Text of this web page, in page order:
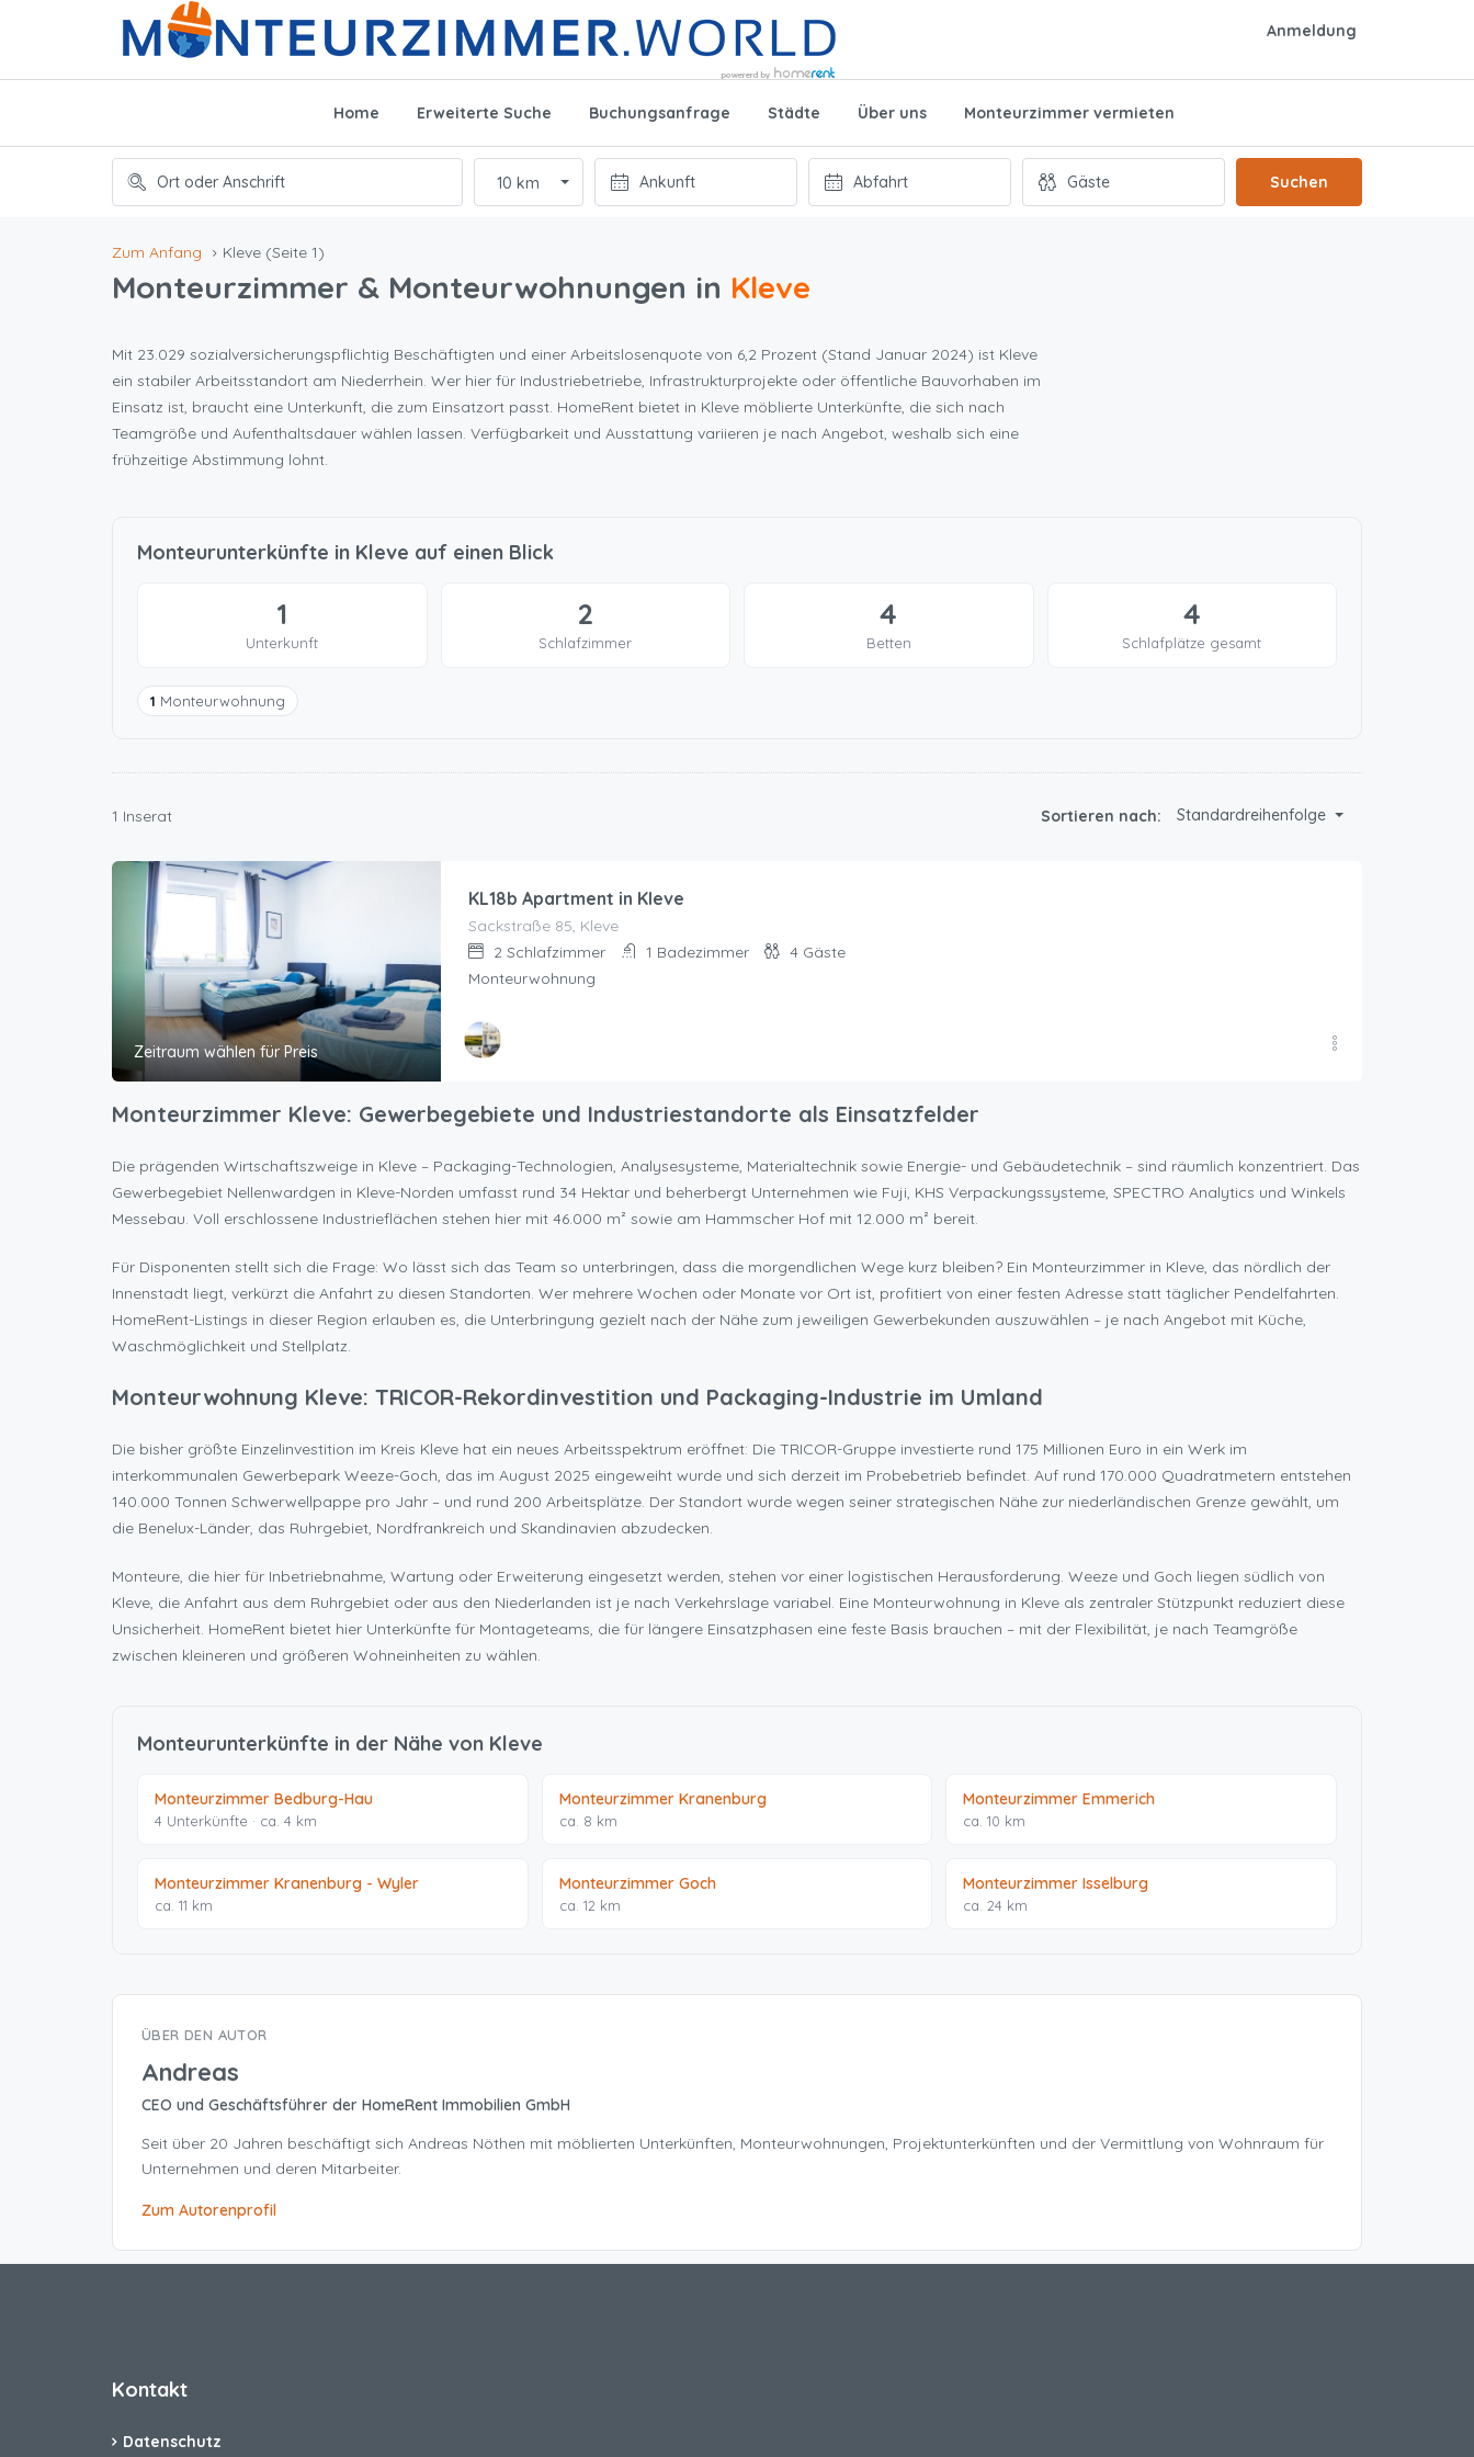
Anmeldung
Home Erweiterte Suche Buchungsanfrage Städte Über uns Monteurzimmer vermieten
10 km Suchen
Zum Anfang Kleve (Seite 1)
Monteurzimmer & Monteurwohnungen in Kleve
Mit 23.029 sozialversicherungspflichtig Beschäftigten und einer Arbeitslosenquote von 6,2 Prozent (Stand Januar 2024) ist Kleve
ein stabiler Arbeitsstandort am Niederrhein. Wer hier für Industriebetriebe, Infrastrukturprojekte oder öffentliche Bauvorhaben im
Einsatz ist, braucht eine Unterkunft, die zum Einsatzort passt. HomeRent bietet in Kleve möblierte Unterkünfte, die sich nach
Teamgröße und Aufenthaltsdauer wählen lassen. Verfügbarkeit und Ausstattung variieren je nach Angebot, weshalb sich eine
frühzeitige Abstimmung lohnt.
Monteurunterkünfte in Kleve auf einen Blick
1
Unterkunft
2
Schlafzimmer
4
Betten
4
Schlafplätze gesamt
1 Monteurwohnung
1 Inserat Sortieren nach: Standardreihenfolge
Zeitraum wählen für Preis
KL18b Apartment in Kleve
Sackstraße 85, Kleve
2 Schlafzimmer 1 Badezimmer 4 Gäste
Monteurwohnung
Monteurzimmer Kleve: Gewerbegebiete und Industriestandorte als Einsatzfelder
Die prägenden Wirtschaftszweige in Kleve – Packaging-Technologien, Analysesysteme, Materialtechnik sowie Energie- und Gebäudetechnik – sind räumlich konzentriert. Das
Gewerbegebiet Nellenwardgen in Kleve-Norden umfasst rund 34 Hektar und beherbergt Unternehmen wie Fuji, KHS Verpackungssysteme, SPECTRO Analytics und Winkels
Messebau. Voll erschlossene Industrieflächen stehen hier mit 46.000 m² sowie am Hammscher Hof mit 12.000 m² bereit.
Für Disponenten stellt sich die Frage: Wo lässt sich das Team so unterbringen, dass die morgendlichen Wege kurz bleiben? Ein Monteurzimmer in Kleve, das nördlich der
Innenstadt liegt, verkürzt die Anfahrt zu diesen Standorten. Wer mehrere Wochen oder Monate vor Ort ist, profitiert von einer festen Adresse statt täglicher Pendelfahrten.
HomeRent-Listings in dieser Region erlauben es, die Unterbringung gezielt nach der Nähe zum jeweiligen Gewerbekunden auszuwählen – je nach Angebot mit Küche,
Waschmöglichkeit und Stellplatz.
Monteurwohnung Kleve: TRICOR-Rekordinvestition und Packaging-Industrie im Umland
Die bisher größte Einzelinvestition im Kreis Kleve hat ein neues Arbeitsspektrum eröffnet: Die TRICOR-Gruppe investierte rund 175 Millionen Euro in ein Werk im
interkommunalen Gewerbepark Weeze-Goch, das im August 2025 eingeweiht wurde und sich derzeit im Probebetrieb befindet. Auf rund 170.000 Quadratmetern entstehen
140.000 Tonnen Schwerwellpappe pro Jahr – und rund 200 Arbeitsplätze. Der Standort wurde wegen seiner strategischen Nähe zur niederländischen Grenze gewählt, um
die Benelux-Länder, das Ruhrgebiet, Nordfrankreich und Skandinavien abzudecken.
Monteure, die hier für Inbetriebnahme, Wartung oder Erweiterung eingesetzt werden, stehen vor einer logistischen Herausforderung. Weeze und Goch liegen südlich von
Kleve, die Anfahrt aus dem Ruhrgebiet oder aus den Niederlanden ist je nach Verkehrslage variabel. Eine Monteurwohnung in Kleve als zentraler Stützpunkt reduziert diese
Unsicherheit. HomeRent bietet hier Unterkünfte für Montageteams, die für längere Einsatzphasen eine feste Basis brauchen – mit der Flexibilität, je nach Teamgröße
zwischen kleineren und größeren Wohneinheiten zu wählen.
Monteurunterkünfte in der Nähe von Kleve
Monteurzimmer Bedburg-Hau
4 Unterkünfte · ca. 4 km
Monteurzimmer Kranenburg
ca. 8 km
Monteurzimmer Emmerich
ca. 10 km
Monteurzimmer Kranenburg - Wyler
ca. 11 km
Monteurzimmer Goch
ca. 12 km
Monteurzimmer Isselburg
ca. 24 km
ÜBER DEN AUTOR
Andreas
CEO und Geschäftsführer der HomeRent Immobilien GmbH
Seit über 20 Jahren beschäftigt sich Andreas Nöthen mit möblierten Unterkünften, Monteurwohnungen, Projektunterkünften und der Vermittlung von Wohnraum für
Unternehmen und deren Mitarbeiter.
Zum Autorenprofil
Kontakt
Datenschutz